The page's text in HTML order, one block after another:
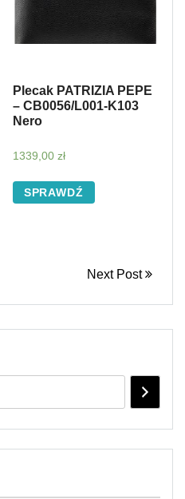
Plecak PATRIZIA PEPE
– CB0056/L001-K103
Nero
1339,00 zł
SPRAWDŹ
Next Post